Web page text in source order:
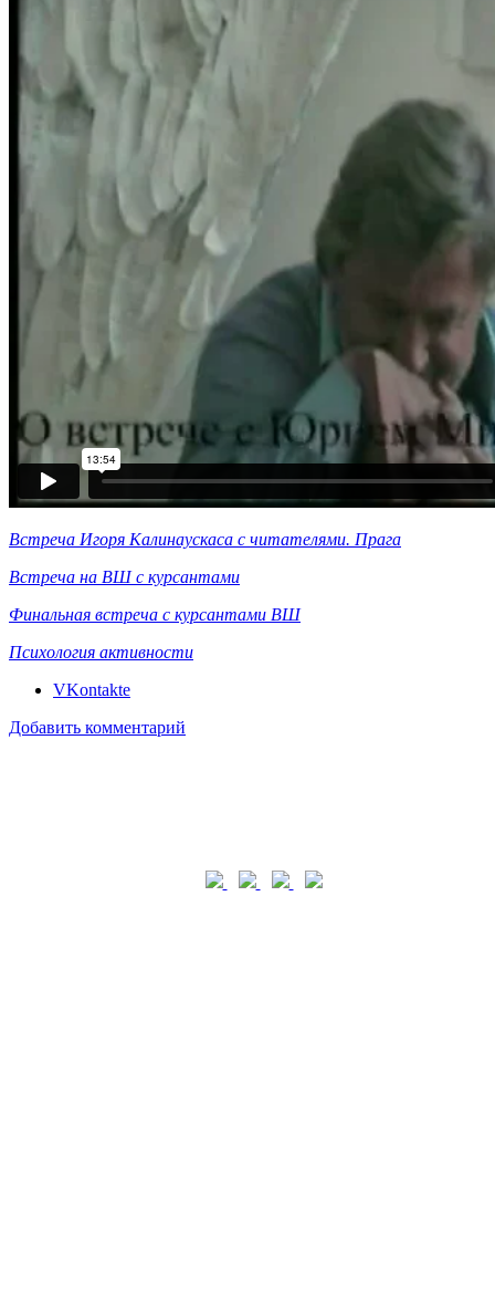
Встреча Игоря Калинаускаса с читателями. Прага
Встреча на ВШ с курсантами
Финальная встреча с курсантами ВШ
Психология активности
VKontakte
Добавить комментарий